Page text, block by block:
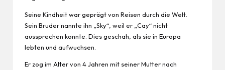
Seine Kindheit war geprägt von Reisen durch die Welt.
Sein Bruder nannte ihn „Sky“, weil er „Cay“ nicht
aussprechen konnte. Dies geschah, als sie in Europa
lebten und aufwuchsen.
Er zog im Alter von 4 Jahren mit seinerMutternach